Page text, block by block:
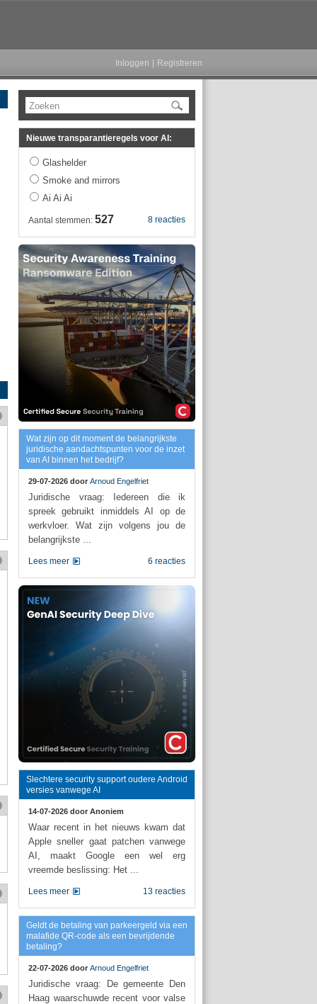
Inloggen Registreren
Zoeken
Nieuwe transparantieregels voor AI:
Glashelder
Smoke and mirrors
Ai Ai Ai
8 reacties
Aantal stemmen: 527
Wat zijn op dit moment de belangrijkste
juridische aandachtspunten voor de inzet
van AI binnen het bedrijf?
29-07-2026 door Arnoud Engelfriet
Juridische vraag: Iedereen die ik
spreek gebruikt inmiddels AI op de
werkvloer. Wat zijn volgens jou de
belangrijkste ...
6 reacties
Lees meer
Slechtere security support oudere Android
versies vanwege AI
14-07-2026 door Anoniem
Waar recent in het nieuws kwam dat
Apple sneller gaat patchen vanwege
AI, maakt Google een wel erg
vreemde beslissing: Het ...
13 reacties
Lees meer
Geldt de betaling van parkeergeld via een
malafide QR-code als een bevrijdende
betaling?
22-07-2026 door Arnoud Engelfriet
Juridische vraag: De gemeente Den
Haag waarschuwde recent voor valse